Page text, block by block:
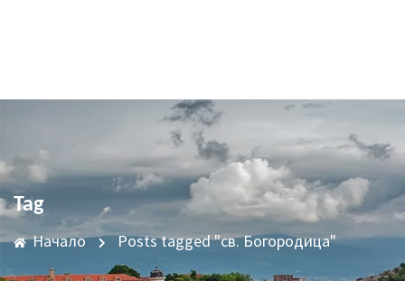
Tag
Начало Posts tagged "св. Богородица"